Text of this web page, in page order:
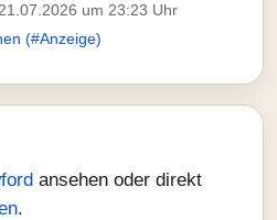
um 23:23 Uhr
(#Anzeige)
ansehen oder direkt
.